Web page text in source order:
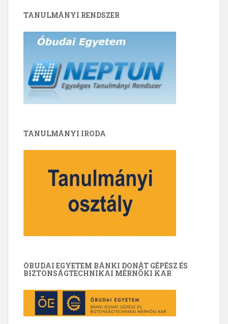
TANULMÁNYI RENDSZER
TANULMÁNYI IRODA
ÓBUDAI EGYETEM BÁNKI DONÁT GÉPÉSZ ÉS
BIZTONSÁGTECHNIKAI MÉRNÖKI KAR